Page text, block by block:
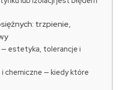
trzpienie,
estetyka, tolerancje i
chemiczne — kiedy które